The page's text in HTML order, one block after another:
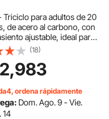
Triciclo para adultos de 20
de acero al carbono, con
ajustable, ideal para
para personas
mujeres y hombres
(18)
ordena rápidamente
Dom. Ago. 9 - Vie.
14